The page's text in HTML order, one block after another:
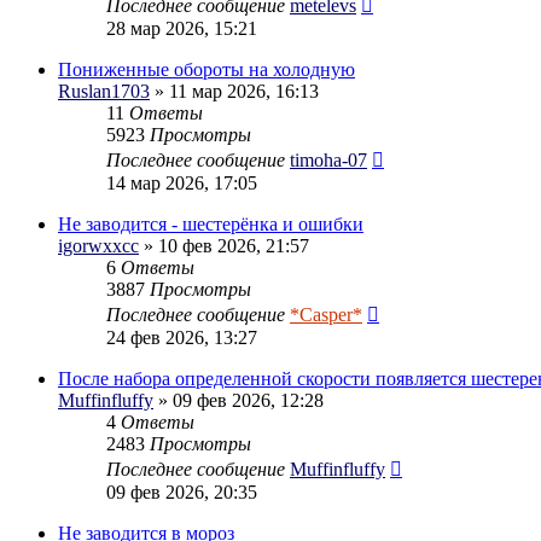
Последнее сообщение metelevs
28 мар 2026, 15:21
Пониженные обороты на холодную
Ruslan1703 » 11 мар 2026, 16:13
11 Ответы
5923 Просмотры
Последнее сообщение timoha-07
14 мар 2026, 17:05
Не заводится - шестерёнка и ошибки
igorwxxcc » 10 фев 2026, 21:57
6 Ответы
3887 Просмотры
Последнее сообщение *Casper*
24 фев 2026, 13:27
После набора определенной скорости появляется
Muffinfluffy » 09 фев 2026, 12:28
4 Ответы
2483 Просмотры
Последнее сообщение Muffinfluffy
09 фев 2026, 20:35
Не заводится в мороз